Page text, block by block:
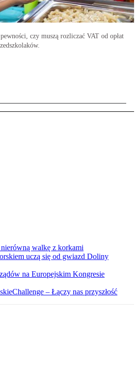
czy muszą rozliczać VAT od opłat
nierówną walkę z korkami
uczą się od gwiazd Doliny
na Europejskim Kongresie
– Łączy nas przyszłość